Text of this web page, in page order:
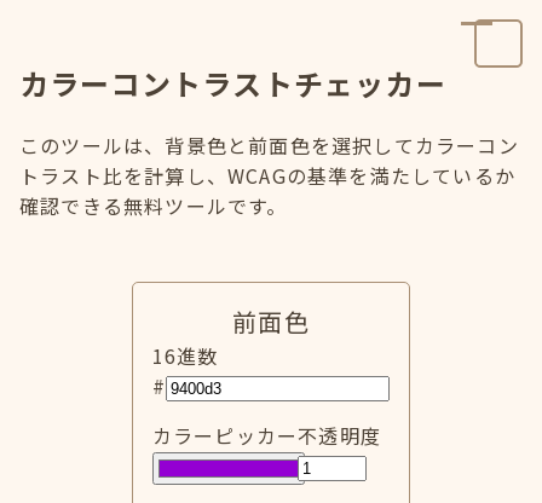
カラーコントラストチェッカー
このツールは、背景色と前面色を選択してカラーコン
トラスト比を計算し、WCAGの基準を満たしているか
確認できる無料ツールです。
前面色
16進数
#
カラーピッカー不透明度